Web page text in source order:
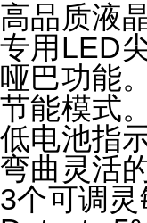
高品质液
专用LED
哑巴功能
节能模式
低电池指
弯曲灵活
3个可调